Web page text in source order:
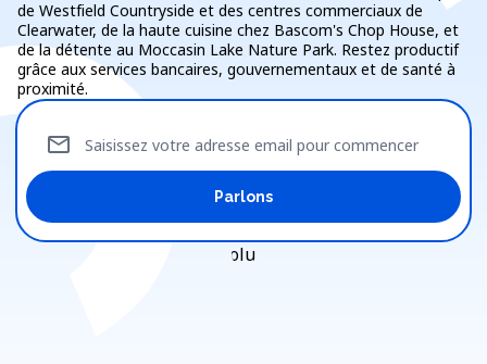
de Westfield Countryside et des centres commerciaux de
Clearwater, de la haute cuisine chez Bascom's Chop House, et
de la détente au Moccasin Lake Nature Park. Restez productif
grâce aux services bancaires, gouvernementaux et de santé à
proximité.
Saisissez votre adresse email pour commencer
mail
Parlons